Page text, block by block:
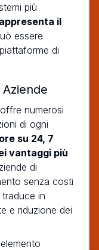
più
il
essere
di
numerosi
di ogni
su 24, 7
vantaggi più
di
senza costi
in
e riduzione dei